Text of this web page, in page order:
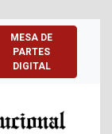
MESA DE
PARTES
DIGITAL